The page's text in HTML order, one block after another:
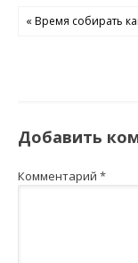
« Время собирать
Добавить
Комментарий *